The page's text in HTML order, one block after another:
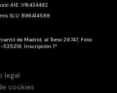
AIE: V16434482
SLU: B86414588
de Madrid, al Tomo 29.747, Folio
535218, Inscripción 1ª
legal
cookies